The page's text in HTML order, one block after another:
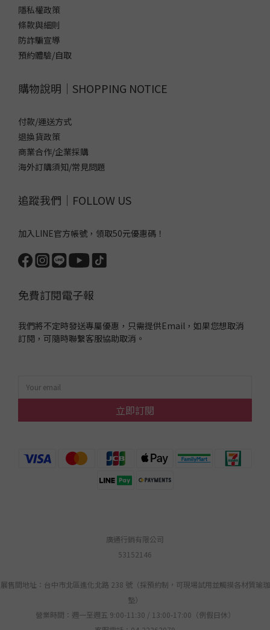
隱私權政策
條款與細則
防詐騙宣導
預約體驗/自取
購物說明｜SHOPPING NOTICE
付款/運送方式
退換貨政策
商業合作/企業採購
海外訂購須知/常見問題
追蹤我們｜FOLLOW US
加入LINE官方帳號，領取50元優惠碼！
免費訂閱電子報
我們將不定時發送專屬優惠，只需提供Email，如果您想取消
訂閱，可隨時聯繫客服協助取消。
立即訂閱
廣通行銷有限公司
53152146
展售間地址：台中市北區進化北路 238 號（採預約制，可現場試用並觸摸各材質瑜珈
墊）
營業時間：週一至週五 9:00-11:30 / 13:00-17:00（例假日休）